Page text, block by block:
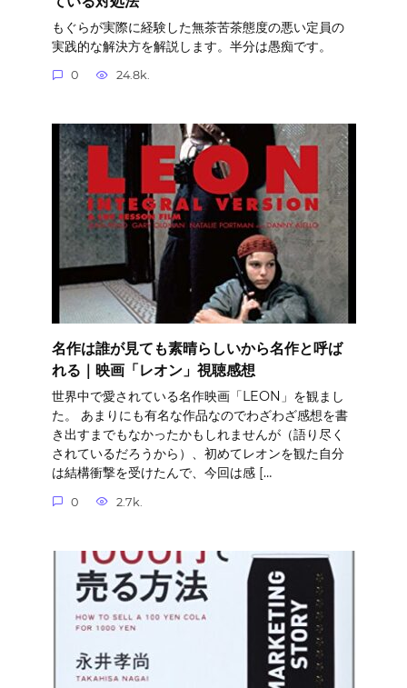
もぐらが実際に経験した無茶苦茶態度の悪い定員の
実践的な解決方を解説します。半分は愚痴です。
0 24.8k.
名作は誰が見ても素晴らしいから名作と呼ば
れる｜映画「レオン」視聴感想
世界中で愛されている名作映画「LEON」を観まし
た。 あまりにも有名な作品なのでわざわざ感想を書
き出すまでもなかったかもしれませんが（語り尽く
されているだろうから）、初めてレオンを観た自分
は結構衝撃を受けたんで、今回は感 […
0 2.7k.